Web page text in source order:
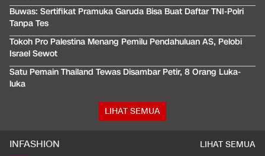
Buwas: Sertifikat Pramuka Garuda Bisa Buat Daftar TNI-Polri
Tanpa Tes
Tokoh Pro Palestina Menang Pemilu Pendahuluan AS, Pelobi
Israel Sewot
Satu Pemain Thailand Tewas Disambar Petir, 8 Orang Luka-
luka
LIHAT SEMUA
INFASHION LIHAT SEMUA